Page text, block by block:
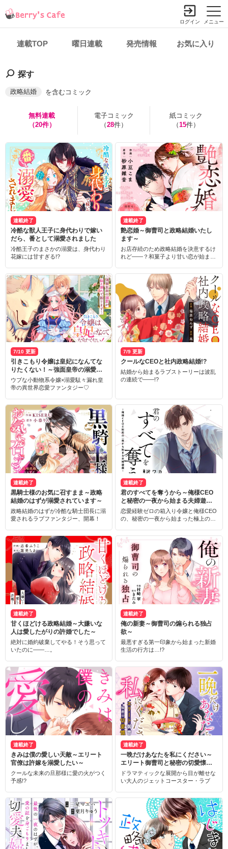
メニュー
ログイン
連載TOP 曜日連載 発売情報 お気に入り
探す
政略結婚 を含むコミック
無料連載
（20件）
電子コミック
（28件）
紙コミック
（15件）
連載終了
冷酷な獣人王子に身代わりで嫁い
だら、番として溺愛されました
冷酷王子のまさかの溺愛は、身代わり
花嫁には甘すぎる!?
連載終了
艶恋婚～御曹司と政略結婚いたし
ます～
お店存続のため政略結婚を決意するけ
れど――？和菓子より甘い恋が始ま
7/10 更新
引きこもり令嬢は皇妃になんてな
りたくない！～強面皇帝の溺愛が
駄々漏れで困ります～
ウブな小動物系令嬢×溺愛駄々漏れ皇
帝の異世界恋愛ファンタジー♡
7/9 更新
クールなCEOと社内政略結婚!?
結婚から始まるラブストーリーは波乱
の連続で――!?
連載終了
黒騎士様のお気に召すまま～政略
結婚のはずが溺愛されています～
政略結婚のはずが冷酷な騎士団長に溺
愛されるラブファンタジー、開幕！
連載終了
君のすべてを奪うから～俺様CEO
と秘密の一夜から始まる夫婦遊戯
～
恋愛経験ゼロの箱入り令嬢と俺様CEO
の、秘密の一夜から始まった極上のラ
連載終了
甘くほどける政略結婚～大嫌いな
人は愛したがりの許婚でした～
絶対に婚約破棄してやる！そう思って
いたのに――…。
連載終了
俺の新妻～御曹司の煽られる独占
欲～
最悪すぎる第一印象から始まった新婚
生活の行方は…!?
連載終了
きみは僕の愛しい天敵～エリート
官僚は許嫁を溺愛したい～
クールな未来の旦那様に愛の火がつく
予感!?
連載終了
一晩だけあなたを私にください～
エリート御曹司と秘密の切愛懐妊
～
ドラマティックな展開から目が離せな
い大人のジェットコースター・ラブ